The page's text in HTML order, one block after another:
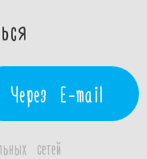
Через E-mail
сетей